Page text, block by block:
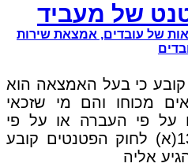
של מעביד
של עובדים, אמצאת שירות
קובע כי בעל האמצאה הוא
מכוחו והם מי שזכאי
על פי העברה או על פי
הסכם". אולם, סעיף 132(א) לחוק הפטנטים קובע
אליה